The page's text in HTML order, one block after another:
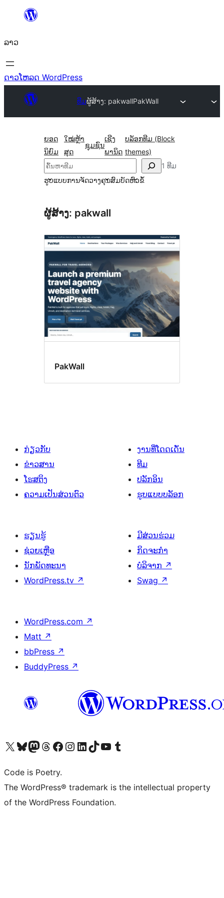
ທີ່
ເນື້ອຫາ
ລາວ
ດາວໂຫລດ WordPress
ທີມຜູ້ສ້າງ: pakwallPakWall
ຍອດ
ນິຍົມ
ໃໝ່ຫຼ້າ
ສຸດ
ຊຸມຊົນ
ເຊີງ
ພານິດ
ບລັອກທີມ (Block
themes)
ຄົ້ນຫາ
1 ທີມ
ຮູບແບບການຈັດວາງຄຸນສົມບັດຫົວຂໍ້
ຜູ້ສ້າງ: pakwall
PakWall
ກ່ຽວກັບ
ຂ່າວສານ
ໂຮສຕິງ
ຄວາມເປັນສ່ວນຕົວ
ງານທີ່ໂດດເດັ່ນ
ທີມ
ປລັກອິນ
ຮູບແບບບລັອກ
ຮຽນຮູ້
ຊ່ວຍເຫຼືອ
ນັກພັດທະນາ
WordPress.tv ↗
ມີສ່ວນຮ່ວມ
ກິດຈະກຳ
ບໍລິຈາກ ↗
Swag ↗
WordPress.com ↗
Matt ↗
bbPress ↗
BuddyPress ↗
ຢ້ຽມຊົມບັນຊີ X (ຊື່ເກົ່າ Twitter) ຂອງພວກເຮົາຢ້ຽມຊົມບັນຊີ Bluesky ຂອງພວກເຮົາຢ້ຽມຊົມບັນຊີ Mastodon ຂອງພວກເຮົາຢ້ຽມຊົມບັນຊີ Threads ຂອງພວກເຮົາຢ້ຽມຊົມໜ້າ Facebook ຂອງພວກເຮົາຢ້ຽມຊົມບັນຊີ Instagram ຂອງພວກເຮົາຢ້ຽມຊົມບັນຊີ LinkedIn ຂອງພວກເຮົາຢ້ຽມຊົມບັນຊີ TikTok ຂອງພວກເຮົາຢ້ຽມຊົມຊ່ອງ YouTube ຂອງພວກເຮົາຢ້ຽມຊົມບັນຊີ Tumblr ຂອງພວກເຮົາ
Code is Poetry.
The WordPress® trademark is the intellectual property
of the WordPress Foundation.